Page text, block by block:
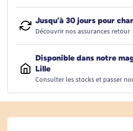
Jusqu’à 30 jours pour
Découvrir nos assurances retour
Disponible dans notre
Lille
Consulter les stocks et passer